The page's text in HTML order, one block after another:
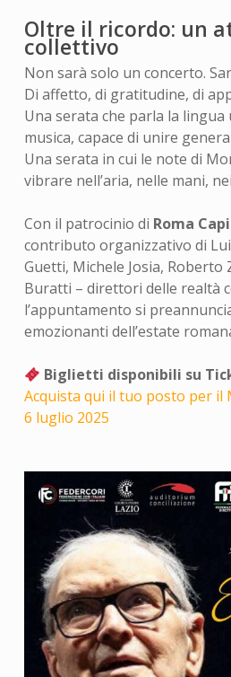
Oltre il ricordo: un
collettivo
Non sarà solo un concerto.
Di affetto, di gratitudine, di
Una serata che parla la lingua
musica, capace di unire
Una serata in cui le note di
vibrare nell’aria, nelle mani,
Con il patrocinio di Roma
contributo organizzativo di
Guetti, Michele Josia, Roberto
Buratti – direttori delle realtà
l’appuntamento si
emozionanti dell’estate
Biglietti disponibili su
Acquista qui il tuo posto per il
6 luglio 2025